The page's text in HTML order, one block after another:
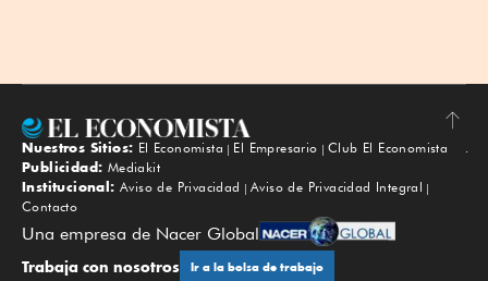
Subir
Nuestros Sitios: El Economista El Empresario
Club El Economista
Publicidad: Mediakit
Institucional: Aviso de Privacidad
Aviso de Privacidad Integral
Contacto
Una empresa de Nacer Global
Trabaja con nosotros Ir a la bolsa de trabajo